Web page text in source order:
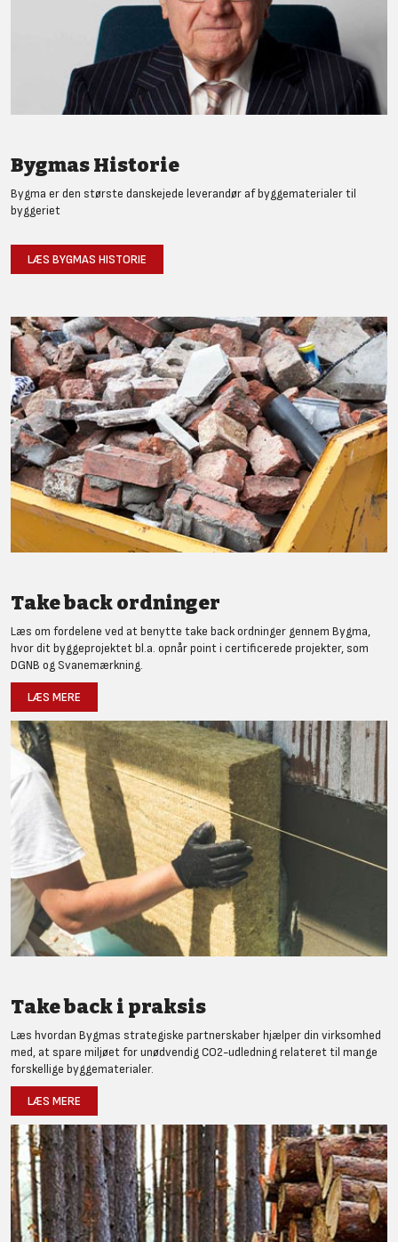
Bygmas Historie
Bygma er den største danskejede leverandør af byggematerialer til
byggeriet
LÆS BYGMAS HISTORIE
Take back ordninger
Læs om fordelene ved at benytte take back ordninger gennem Bygma,
hvor dit byggeprojektet bl.a. opnår point i certificerede projekter, som
DGNB og Svanemærkning.
LÆS MERE
Take back i praksis
Læs hvordan Bygmas strategiske partnerskaber hjælper din virksomhed
med, at spare miljøet for unødvendig CO2-udledning relateret til mange
forskellige byggematerialer.
LÆS MERE